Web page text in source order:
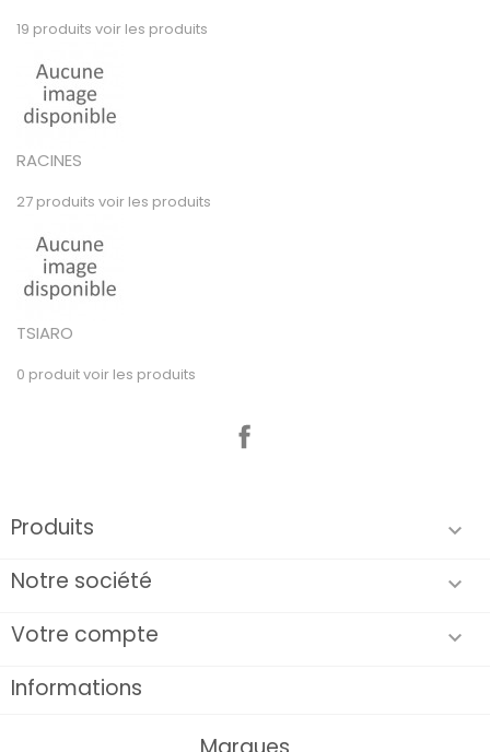
19 produits voir les produits
RACINES
27 produits voir les produits
TSIARO
0 produitvoir les produits
Produits 
Notre société 
Votre compte 
Informations